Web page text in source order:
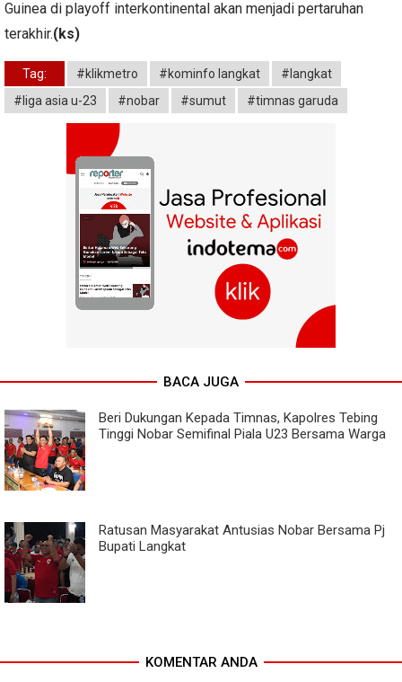
Guinea di playoff interkontinental akan menjadi pertaruhan
terakhir.(ks)
Tag: #klikmetro #kominfo langkat
#langkat
#liga asia u-23
#nobar #sumut #timnas garuda
BACA JUGA
Beri Dukungan Kepada Timnas, Kapolres Tebing
Tinggi Nobar Semifinal Piala U23 Bersama Warga
Ratusan Masyarakat Antusias Nobar Bersama Pj
Bupati Langkat
KOMENTAR ANDA